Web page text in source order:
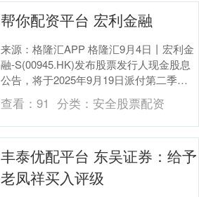
帮你配资平台 宏利金融
来源：格隆汇APP 格隆汇9月4日丨宏利金
融-S(00945.HK)发布股票发行人现金股息
公告，将于2025年9月19日派付第二季度
普通股息每股2.484812....
查看：91 分类： 安全股票配资
丰泰优配平台 东吴证券：给予
老凤祥买入评级